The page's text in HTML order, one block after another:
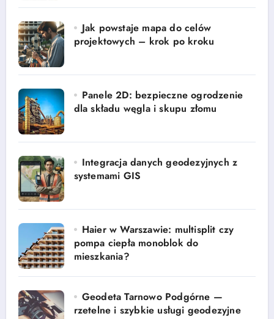
Jak powstaje mapa do celów
projektowych – krok po kroku
Panele 2D: bezpieczne ogrodzenie
dla składu węgla i skupu złomu
Integracja danych geodezyjnych z
systemami GIS
Haier w Warszawie: multisplit czy
pompa ciepła monoblok do
mieszkania?
Geodeta Tarnowo Podgórne —
rzetelne i szybkie usługi geodezyjne